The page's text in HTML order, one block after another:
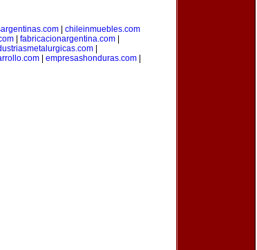
| chileinmuebles.com
| fabricacionargentina.com|
| empresashonduras.com|